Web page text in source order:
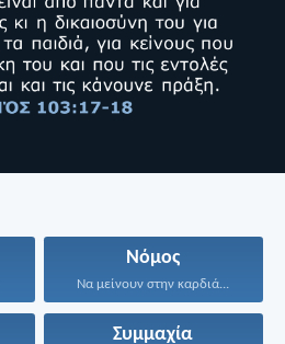
Νόμος
Να μείνουν στην καρδιά...
Συμμαχία